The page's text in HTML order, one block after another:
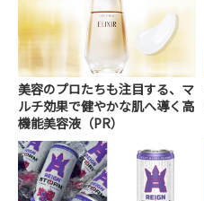
美容のプロたちも注目する、マ
ルチ効果で健やかな肌へ導く高
機能美容液（PR）